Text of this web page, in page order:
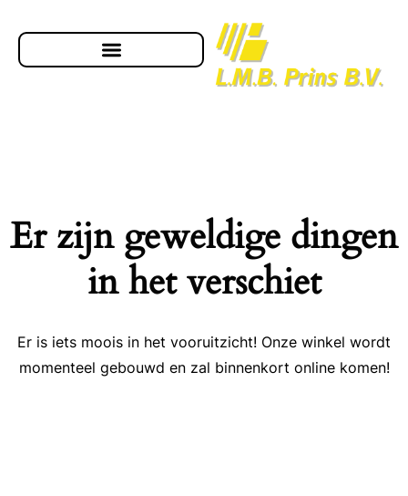
Er zijn geweldige dingen
in het verschiet
Er is iets moois in het vooruitzicht! Onze winkel wordt
momenteel gebouwd en zal binnenkort online komen!